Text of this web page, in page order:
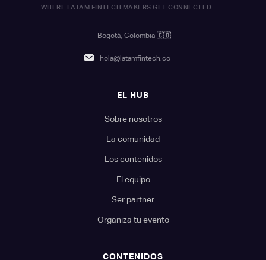
WHERE LATAM FINTECH MAKERS GET CONNECTED.
Bogotá, Colombia 🇨🇴
hola@latamfintech.co
EL HUB
Sobre nosotros
La comunidad
Los contenidos
El equipo
Ser partner
Organiza tu evento
CONTENIDOS